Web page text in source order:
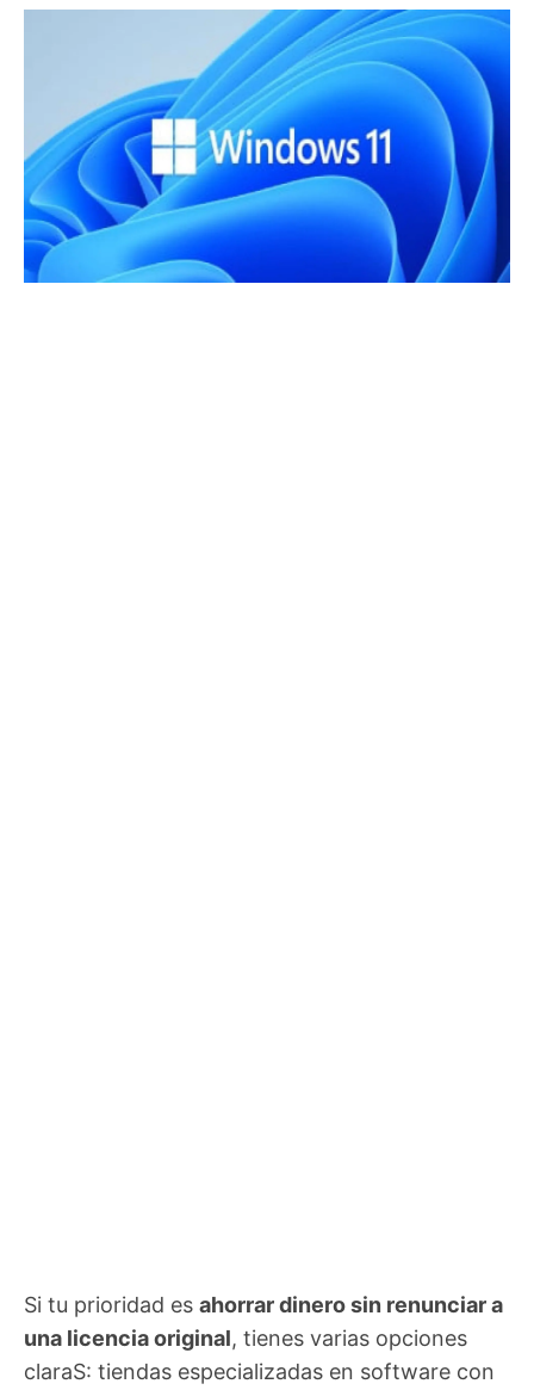
Si tu prioridad es ahorrar dinero sin renunciar a
una licencia original, tienes varias opciones
claraS: tiendas especializadas en software con